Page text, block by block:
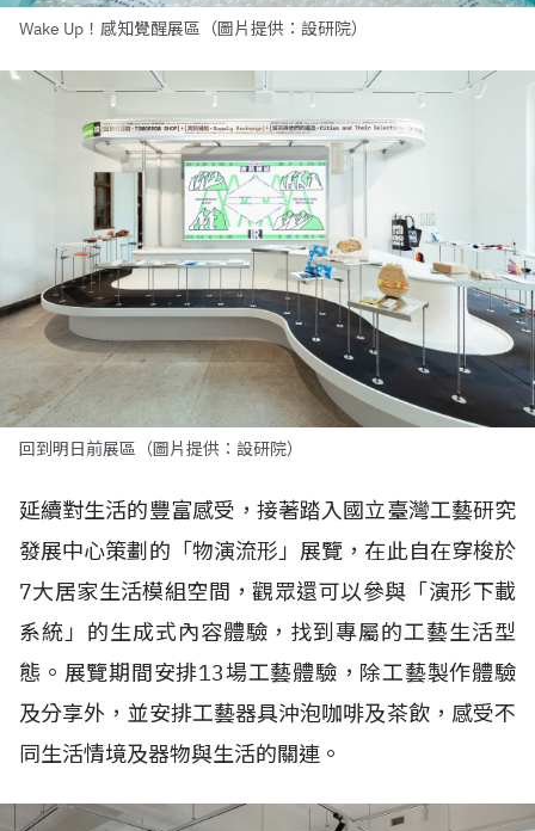
Wake Up！感知覺醒展區（圖片提供：設研院）
回到明日前展區（圖片提供：設研院）
延續對生活的豐富感受，接著踏入國立臺灣工藝研究
發展中心策劃的「物演流形」展覽，在此自在穿梭於
7大居家生活模組空間，觀眾還可以參與「演形下載
系統」的生成式內容體驗，找到專屬的工藝生活型
態。展覽期間安排13場工藝體驗，除工藝製作體驗
及分享外，並安排工藝器具沖泡咖啡及茶飲，感受不
同生活情境及器物與生活的關連。